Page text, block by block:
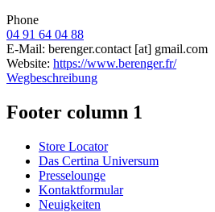
Phone
04 91 64 04 88
E-Mail: berenger.contact [at] gmail.com
Website: https://www.berenger.fr/
Wegbeschreibung
Footer column 1
Store Locator
Das Certina Universum
Presselounge
Kontaktformular
Neuigkeiten